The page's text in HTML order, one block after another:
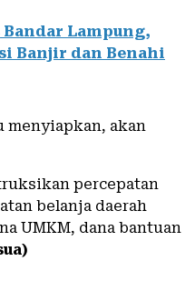
Bandar Lampung,
Banjir dan Benahi
menyiapkan, akan
percepatan
belanja daerah
UMKM, dana bantuan